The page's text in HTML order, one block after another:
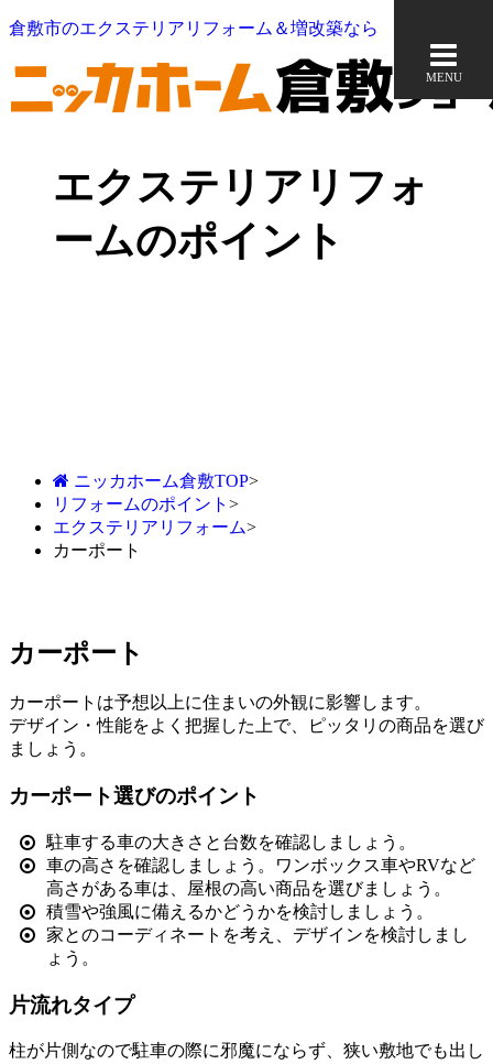
倉敷市のエクステリアリフォーム＆増改築なら
MENU
エクステリアリフォ
ームのポイント
ニッカホーム倉敷TOP>
リフォームのポイント >
エクステリアリフォーム>
カーポート
カーポート
カーポートは予想以上に住まいの外観に影響します。
デザイン・性能をよく把握した上で、ピッタリの商品を選び
ましょう。
カーポート選びのポイント
駐車する車の大きさと台数を確認しましょう。
車の高さを確認しましょう。ワンボックス車やRVなど
高さがある車は、屋根の高い商品を選びましょう。
積雪や強風に備えるかどうかを検討しましょう。
家とのコーディネートを考え、デザインを検討しまし
ょう。
片流れタイプ
柱が片側なので駐車の際に邪魔にならず、狭い敷地でも出し